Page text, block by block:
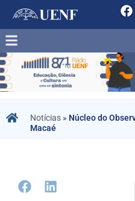
Notícias » Núcleo do
Macaé